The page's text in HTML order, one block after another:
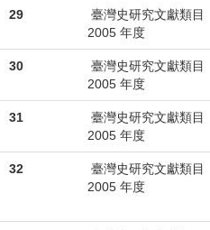
29
臺灣史研究文獻類目
2005 年度
30
臺灣史研究文獻類目
2005 年度
31
臺灣史研究文獻類目
2005 年度
32
臺灣史研究文獻類目
2005 年度